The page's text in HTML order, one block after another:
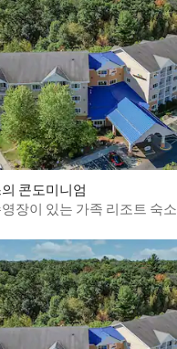
콘도미니엄
장이 있는 가족 리조트 숙소